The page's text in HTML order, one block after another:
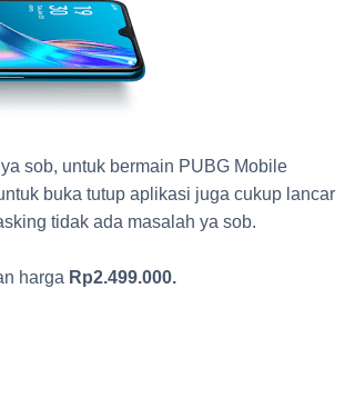
sob, untuk bermain PUBG Mobile
buka tutup aplikasi juga cukup lancar
tidak ada masalah ya sob.
harga Rp2.499.000.